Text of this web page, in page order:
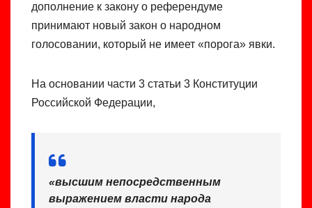
дополнение к закону о референдуме
принимают новый закон о народном
голосовании, который не имеет «порога» явки.
На основании части 3 статьи 3 Конституции
Российской Федерации,
«высшим непосредственным
выражением власти народа